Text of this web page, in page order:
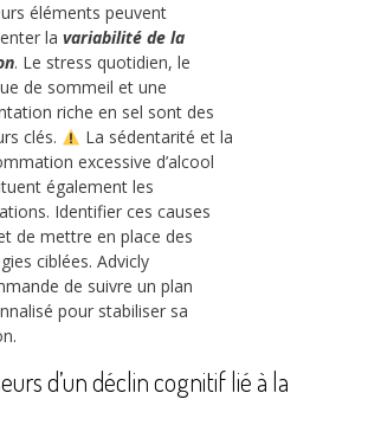
éléments peuvent
la variabilité de la
. Le stress quotidien, le
de sommeil et une
riche en sel sont des
clés.
La sédentarité et la
excessive d’alcool
également les
Identifier ces causes
de mettre en place des
ciblées. Advicly
de suivre un plan
pour stabiliser sa
d’un déclin cognitif lié à la